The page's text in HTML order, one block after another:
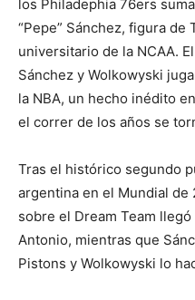
los Philadephia 76ers
“Pepe” Sánchez, figura
universitario de la NCAA.
Sánchez y Wolkowyski
la NBA, un hecho inédito
el correr de los años se
Tras el histórico segundo
argentina en el Mundial
sobre el Dream Team
Antonio, mientras que
Pistons y Wolkowyski lo